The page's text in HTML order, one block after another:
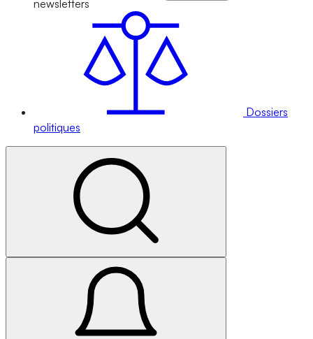
newsletters
Dossiers
politiques